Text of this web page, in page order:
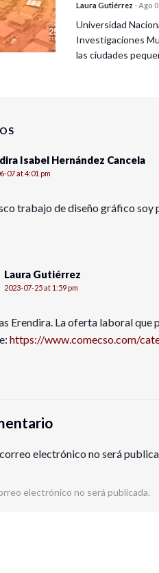
Laura Gutiérrez -Ago
Universidad
Investigaciones
las ciudades
Isabel Hernández Cancela
07 at 4:01 pm
trabajo de diseño gráfico soy
Laura Gutiérrez
2023-07-25 at 1:59 pm
Erendira. La oferta laboral
https://www.comecso.com/
electrónico no será
electrónico no será publicada.